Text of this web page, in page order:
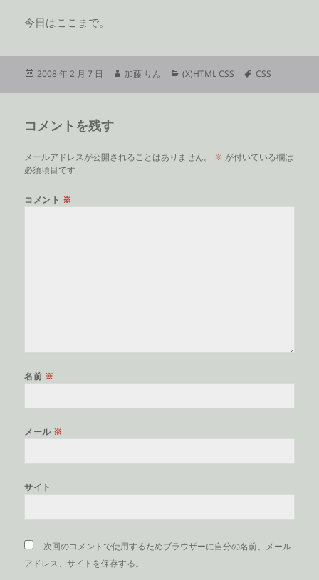
今日はここまで。
投
2008 年 2 月 7 日
作
加藤 りん
カ
(X)HTML CSS
タ
CSS
コメントを残す
メールアドレスが公開されることはありません。 ※ が付いている欄は
必須項目です
コメント ※
名前 ※
メール ※
サイト
次回のコメントで使用するためブラウザーに自分の名前、メール
アドレス、サイトを保存する。